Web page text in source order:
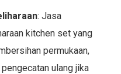
: Jasa
kitchen set yang
permukaan,
ulang jika